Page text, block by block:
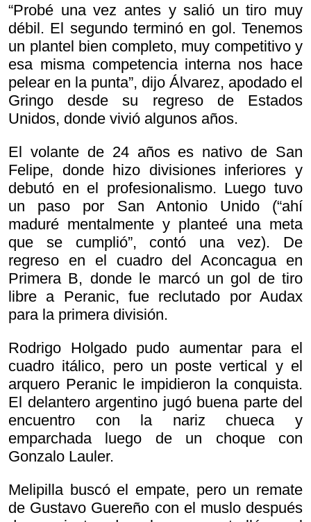
“Probé una vez antes y salió un tiro muy
débil. El segundo terminó en gol. Tenemos
un plantel bien completo, muy competitivo y
esa misma competencia interna nos hace
pelear en la punta”, dijo Álvarez, apodado el
Gringo desde su regreso de Estados
Unidos, donde vivió algunos años.
El volante de 24 años es nativo de San
Felipe, donde hizo divisiones inferiores y
debutó en el profesionalismo. Luego tuvo
un paso por San Antonio Unido (“ahí
maduré mentalmente y planteé una meta
que se cumplió”, contó una vez). De
regreso en el cuadro del Aconcagua en
Primera B, donde le marcó un gol de tiro
libre a Peranic, fue reclutado por Audax
para la primera división.
Rodrigo Holgado pudo aumentar para el
cuadro itálico, pero un poste vertical y el
arquero Peranic le impidieron la conquista.
El delantero argentino jugó buena parte del
encuentro con la nariz chueca y
emparchada luego de un choque con
Gonzalo Lauler.
Melipilla buscó el empate, pero un remate
de Gustavo Guereño con el muslo después